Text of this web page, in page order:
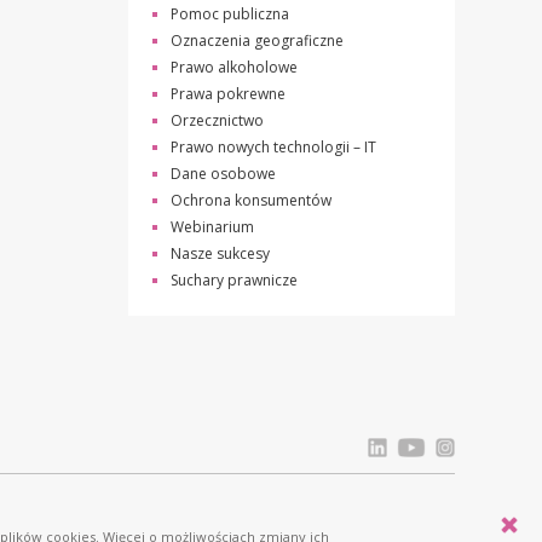
Pomoc publiczna
Oznaczenia geograficzne
Prawo alkoholowe
Prawa pokrewne
Orzecznictwo
Prawo nowych technologii – IT
Dane osobowe
Ochrona konsumentów
Webinarium
Nasze sukcesy
Suchary prawnicze
cookies. Więcej o możliwościach zmiany ich